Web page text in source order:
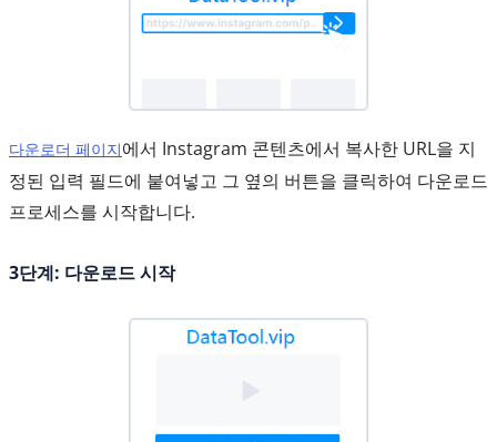
다운로더 페이지에서 Instagram 콘텐츠에서 복사한 URL을 지
정된 입력 필드에 붙여넣고 그 옆의 버튼을 클릭하여 다운로드
프로세스를 시작합니다.
3단계: 다운로드 시작